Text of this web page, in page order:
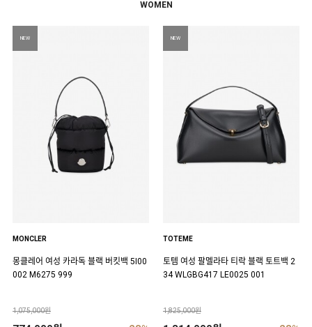
WOMEN
NEW
MONCLER
몽클레어 여성 카라독 블랙 버킷백 5I00
002 M6275 999
1,075,000원
NEW
TOTEME
토템 여성 팔멜라타 티락 블랙 토트백 2
34 WLGBG417 LE0025 001
1,825,000원